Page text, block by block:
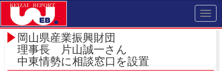
岡山県産業振興財団
理事長 片山誠一さん
中東情勢に相談窓口を設置